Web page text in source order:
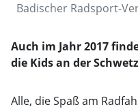
Badischer Radsport-
Auch im Jahr 2017
die Kids an der
Alle, die Spaß am